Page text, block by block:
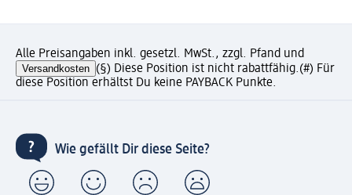
Alle Preisangaben inkl. gesetzl. MwSt., zzgl. Pfand und
Versandkosten (§) Diese Position ist nicht rabattfähig.(#) Für
diese Position erhältst Du keine PAYBACK Punkte.
Wie gefällt Dir diese Seite?